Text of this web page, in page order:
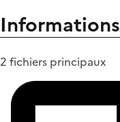
Informations
2 fichiers principaux